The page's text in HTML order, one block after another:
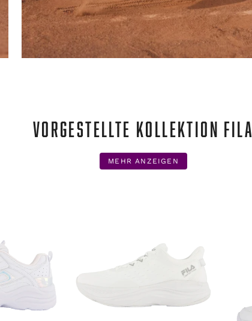
VORGESTELLTE KOLLEKTION FILA
MEHR ANZEIGEN